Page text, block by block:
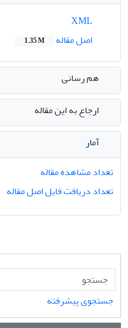
اصل مقاله
1.35 M
هم رسانی
ارجاع به این مقاله
آمار
تعداد مشاهده مقاله
تعداد دریافت فایل اصل مقاله
جستجوی پیشرفته